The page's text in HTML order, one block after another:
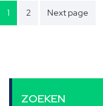
Berichten
paginering
1 2 Next page
ZOEKEN